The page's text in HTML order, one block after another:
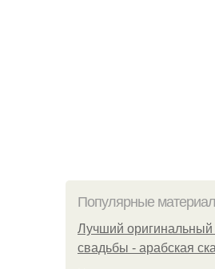
Популярные
Лучший оригинальный
свадьбы - арабская